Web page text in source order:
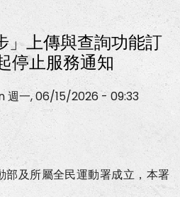
」上傳與查詢功能訂
停止服務通知
週一, 06/15/2026 - 09:33
部及所屬全民運動署成立，本署